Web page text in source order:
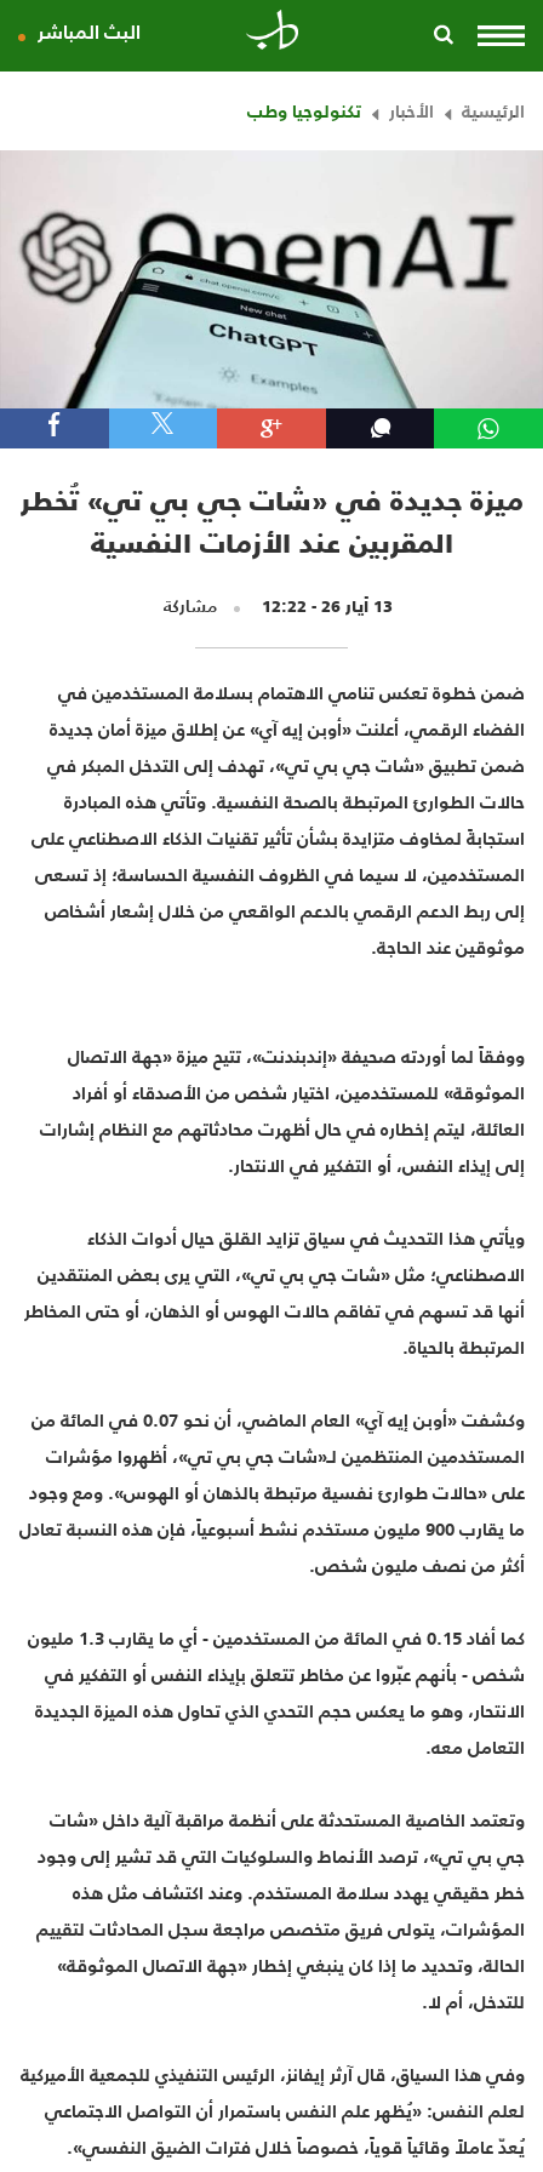
البث المباشر
الرئيسية الأخبار تكنولوجيا وطب
ميزة جديدة في «شات جي بي تي» تُخطر
المقربين عند الأزمات النفسية
13 أيار 26 - 12:22 مشاركة
ضمن خطوة تعكس تنامي الاهتمام بسلامة المستخدمين في
الفضاء الرقمي، أعلنت «أوبن إيه آي» عن إطلاق ميزة أمان جديدة
ضمن تطبيق «شات جي بي تي»، تهدف إلى التدخل المبكر في
حالات الطوارئ المرتبطة بالصحة النفسية. وتأتي هذه المبادرة
استجابةً لمخاوف متزايدة بشأن تأثير تقنيات الذكاء الاصطناعي على
المستخدمين، لا سيما في الظروف النفسية الحساسة؛ إذ تسعى
إلى ربط الدعم الرقمي بالدعم الواقعي من خلال إشعار أشخاص
موثوقين عند الحاجة.
ووفقاً لما أوردته صحيفة «إندبندنت»، تتيح ميزة «جهة الاتصال
الموثوقة» للمستخدمين، اختيار شخص من الأصدقاء أو أفراد
العائلة، ليتم إخطاره في حال أظهرت محادثاتهم مع النظام إشارات
إلى إيذاء النفس، أو التفكير في الانتحار.
ويأتي هذا التحديث في سياق تزايد القلق حيال أدوات الذكاء
الاصطناعي؛ مثل «شات جي بي تي»، التي يرى بعض المنتقدين
أنها قد تسهم في تفاقم حالات الهوس أو الذهان، أو حتى المخاطر
المرتبطة بالحياة.
وكشفت «أوبن إيه آي» العام الماضي، أن نحو 0.07 في المائة من
المستخدمين المنتظمين لـ«شات جي بي تي»، أظهروا مؤشرات
على «حالات طوارئ نفسية مرتبطة بالذهان أو الهوس». ومع وجود
ما يقارب 900 مليون مستخدم نشط أسبوعياً، فإن هذه النسبة تعادل
أكثر من نصف مليون شخص.
كما أفاد 0.15 في المائة من المستخدمين - أي ما يقارب 1.3 مليون
شخص - بأنهم عبّروا عن مخاطر تتعلق بإيذاء النفس أو التفكير في
الانتحار، وهو ما يعكس حجم التحدي الذي تحاول هذه الميزة الجديدة
التعامل معه.
وتعتمد الخاصية المستحدثة على أنظمة مراقبة آلية داخل «شات
جي بي تي»، ترصد الأنماط والسلوكيات التي قد تشير إلى وجود
خطر حقيقي يهدد سلامة المستخدم. وعند اكتشاف مثل هذه
المؤشرات، يتولى فريق متخصص مراجعة سجل المحادثات لتقييم
الحالة، وتحديد ما إذا كان ينبغي إخطار «جهة الاتصال الموثوقة»
للتدخل، أم لا.
وفي هذا السياق، قال آرثر إيفانز، الرئيس التنفيذي للجمعية الأميركية
لعلم النفس: «يُظهر علم النفس باستمرار أن التواصل الاجتماعي
يُعدّ عاملاً وقائياً قوياً، خصوصاً خلال فترات الضيق النفسي».